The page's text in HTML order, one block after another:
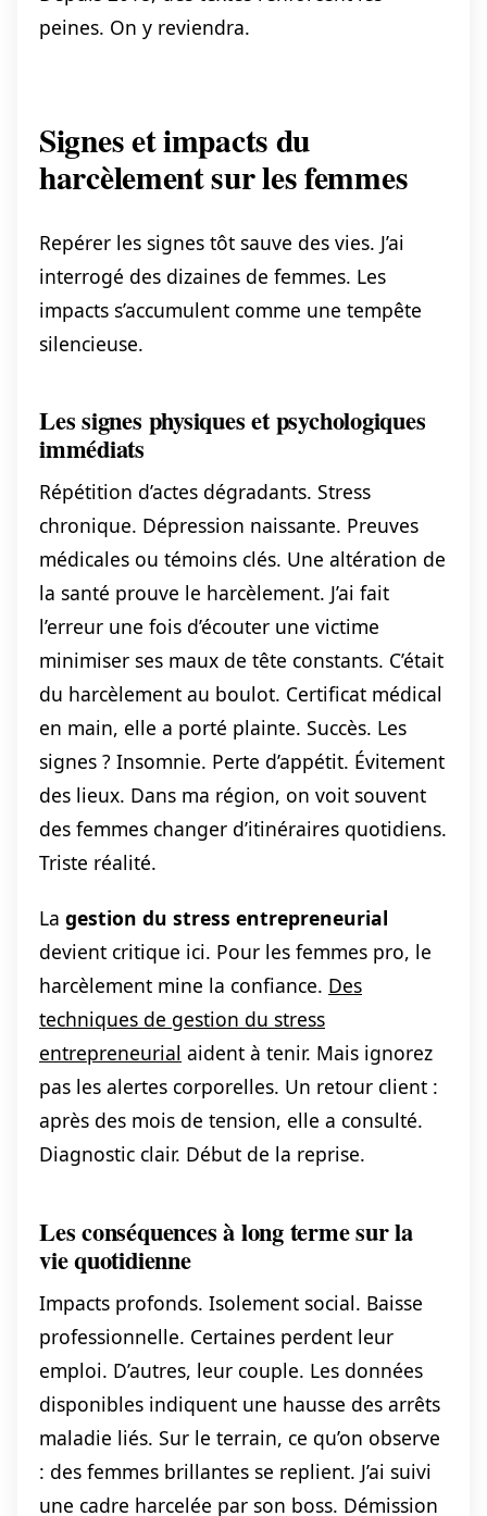
peines. On y reviendra.
Signes et impacts du
harcèlement sur les femmes
Repérer les signes tôt sauve des vies. J’ai
interrogé des dizaines de femmes. Les
impacts s’accumulent comme une tempête
silencieuse.
Les signes physiques et psychologiques
immédiats
Répétition d’actes dégradants. Stress
chronique. Dépression naissante. Preuves
médicales ou témoins clés. Une altération de
la santé prouve le harcèlement. J’ai fait
l’erreur une fois d’écouter une victime
minimiser ses maux de tête constants. C’était
du harcèlement au boulot. Certificat médical
en main, elle a porté plainte. Succès. Les
signes ? Insomnie. Perte d’appétit. Évitement
des lieux. Dans ma région, on voit souvent
des femmes changer d’itinéraires quotidiens.
Triste réalité.
La gestion du stress entrepreneurial
devient critique ici. Pour les femmes pro, le
harcèlement mine la confiance. Des
techniques de gestion du stress
entrepreneurial aident à tenir. Mais ignorez
pas les alertes corporelles. Un retour client :
après des mois de tension, elle a consulté.
Diagnostic clair. Début de la reprise.
Les conséquences à long terme sur la
vie quotidienne
Impacts profonds. Isolement social. Baisse
professionnelle. Certaines perdent leur
emploi. D’autres, leur couple. Les données
disponibles indiquent une hausse des arrêts
maladie liés. Sur le terrain, ce qu’on observe
: des femmes brillantes se replient. J’ai suivi
une cadre harcelée par son boss. Démission